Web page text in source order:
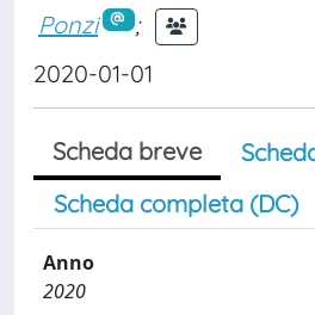
Ponzi
;
2020-01-01
Scheda breve
Scheda completa (DC)
Anno
2020